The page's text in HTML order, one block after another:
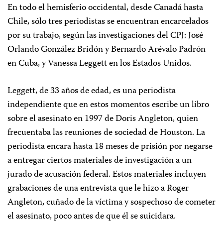
En todo el hemisferio occidental, desde Canadá hasta
Chile, sólo tres periodistas se encuentran encarcelados
por su trabajo, según las investigaciones del CPJ: José
Orlando González Bridón y Bernardo Arévalo Padrón
en Cuba, y Vanessa Leggett en los Estados Unidos.
Leggett, de 33 años de edad, es una periodista
independiente que en estos momentos escribe un libro
sobre el asesinato en 1997 de Doris Angleton, quien
frecuentaba las reuniones de sociedad de Houston. La
periodista encara hasta 18 meses de prisión por negarse
a entregar ciertos materiales de investigación a un
jurado de acusación federal. Estos materiales incluyen
grabaciones de una entrevista que le hizo a Roger
Angleton, cuñado de la víctima y sospechoso de cometer
el asesinato, poco antes de que él se suicidara.